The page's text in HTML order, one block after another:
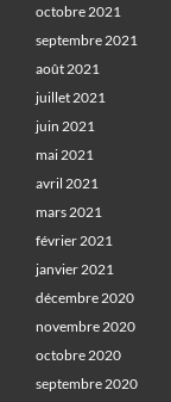
octobre 2021
septembre 2021
août 2021
juillet 2021
juin 2021
mai 2021
avril 2021
mars 2021
février 2021
janvier 2021
décembre 2020
novembre 2020
octobre 2020
septembre 2020